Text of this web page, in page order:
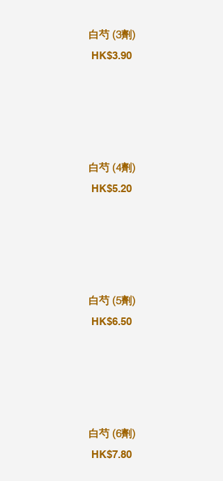
白芍 (3劑)
HK$3.90
白芍 (4劑)
HK$5.20
白芍 (5劑)
HK$6.50
白芍 (6劑)
HK$7.80